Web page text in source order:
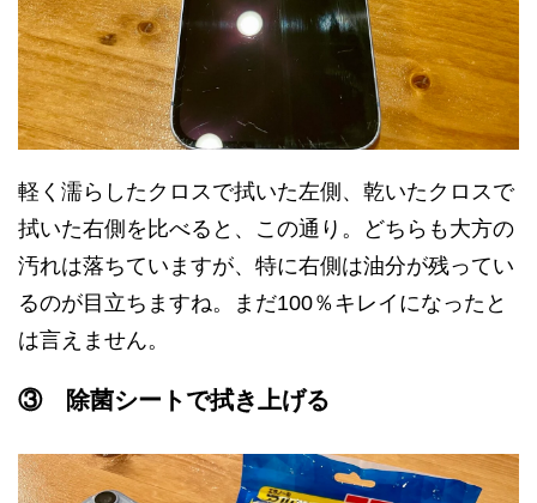
軽く濡らしたクロスで拭いた左側、乾いたクロスで
拭いた右側を比べると、この通り。どちらも大方の
汚れは落ちていますが、特に右側は油分が残ってい
るのが目立ちますね。まだ100％キレイになったと
は言えません。
③ 除菌シートで拭き上げる